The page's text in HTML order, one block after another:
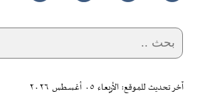
آخر تحديث للموقع: الأربعاء ٠٥ أغسطس ٢٠٢٦